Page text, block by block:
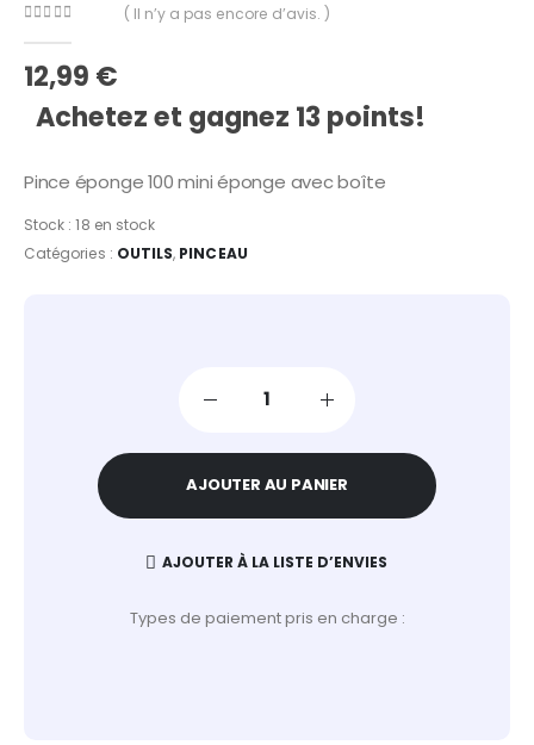
( Il n’y a pas encore d’avis. )
12,99 €
Achetez et gagnez 13 points!
Pince éponge 100 mini éponge avec boîte
Stock :18 en stock
Catégories : OUTILS, PINCEAU
AJOUTER AU PANIER
AJOUTER À LA LISTE D’ENVIES
Types de paiement pris en charge :